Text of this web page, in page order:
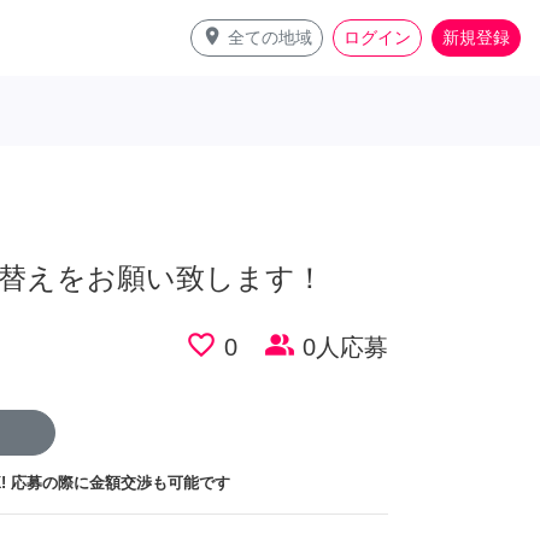
place 全ての地域 ログイン 新規登録
えをお願い致します！
favorite_border 0 people_alt 0人応募
応募の際に金額交渉も可能です